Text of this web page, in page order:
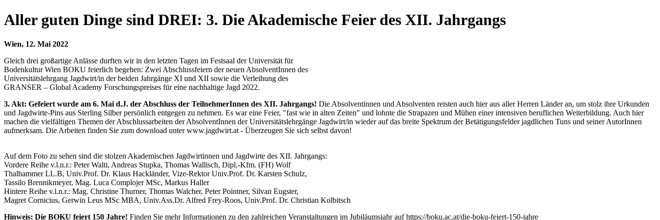
Aller guten Dinge sind DREI: 3. Die Akademische Feier des XII. Jahrgangs
Wien, 12. Mai 2022
Gleich drei großartige Anlässe durften wir in den letzten Tagen im Festsaal der Universität für
Bodenkultur Wien BOKU feierlich begehen: Zwei Abschlussfeiern der neuen AbsolventInnen des
Universitätslehrgang Jagdwirt/in der beiden Jahrgänge XI und XII sowie die Verleihung des
GRANSER – Global Academy Forschungspreises für eine nachhaltige Jagd 2022.
3. Akt: Gefeiert wurde am 6. Mai d.J. der Abschluss der TeilnehmerInnen des XII. Jahrgangs! Die Absolventinnen und Absolventen reisten auch hier aus aller Herren Länder an, um stolz ihre Urkunden
und Jagdwirte-Pins aus Sterling Silber persönlich entgegen zu nehmen. Es war eine Feier, "fast wie in alten Zeiten" und lohnte die Strapazen und Mühen einer intensiven beruflichen Weiterbildung. Auch hier
machen die vielfältigen Themen der Abschlussarbeiten der AbsolventInnen der Universitätslehrgänge Jagdwirt/in wieder aufdas breite Spektrum der Betätigungsfelder jagdlichen Tuns und seiner AutorInnen
aufmerksam. Die Arbeiten finden Sie zum download unter www.jagdwirt.at - Überzeugen Sie sich selbst davon!
Auf dem Foto zu sehen sind die stolzen Akademischen Jagdwirtinnen und Jagdwirte des XII. Jahrgangs:
Vordere Reihe v.l.n.r.: Peter Walti, Andreas Stupka, Thomas Wallisch, Dipl.-Kfm. (FH) Wolf
Thalhammer LL.B, Univ.Prof. Dr. Klaus Hackländer, Vize-Rektor Univ.Prof. Dr. Karsten Schulz,
Tassilo Brennikmeyer, Mag. Luca Complojer MSc, Markus Haller
Hintere Reihe v.l.n.r.: Mag. Christine Thurner, Thomas Walcher, Peter Pointner, Silvan Eugster,
Magret Cornicius, Gerwin Leus MSc MBA, Univ.Ass.Dr. Alfred Frey-Roos, Univ.Prof. Dr. Christian Kolbitsch
Hinweis: Die BOKU feiert 150 Jahre! Finden Sie mehr Informationen zu den zahlreichen Veranstaltungen im Jubiläumsjahr auf https://boku.ac.at/die-boku-feiert-150-jahre